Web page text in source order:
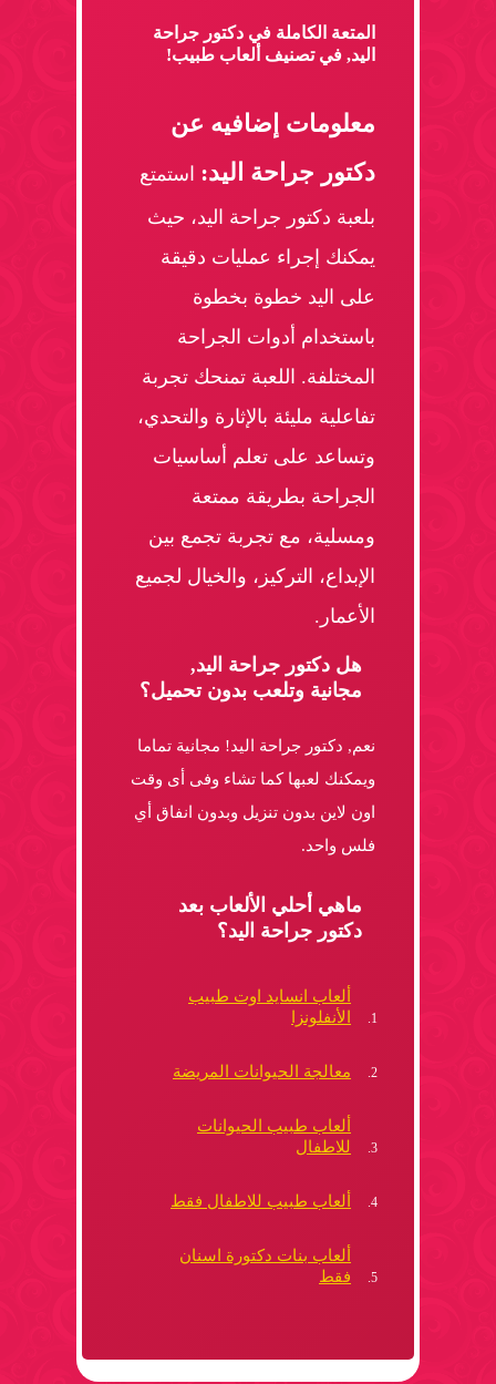
المتعة الكاملة في دكتور جراحة
اليد, في تصنيف ألعاب طبيب!
معلومات إضافيه عن
دكتور جراحة اليد: استمتع
بلعبة دكتور جراحة اليد، حيث
يمكنك إجراء عمليات دقيقة
على اليد خطوة بخطوة
باستخدام أدوات الجراحة
المختلفة. اللعبة تمنحك تجربة
تفاعلية مليئة بالإثارة والتحدي،
وتساعد على تعلم أساسيات
الجراحة بطريقة ممتعة
ومسلية، مع تجربة تجمع بين
الإبداع، التركيز، والخيال لجميع
الأعمار.
هل دكتور جراحة اليد,
مجانية وتلعب بدون تحميل؟
نعم, دكتور جراحة اليد! مجانية تماما
ويمكنك لعبها كما تشاء وفى أى وقت
اون لاين بدون تنزيل وبدون انفاق أي
فلس واحد.
ماهي أحلي الألعاب بعد
دكتور جراحة اليد؟
ألعاب انسايد اوت طبيب
الأنفلونزا
معالجة الحيوانات المريضة
ألعاب طبيب الحيوانات
للاطفال
ألعاب طبيب للاطفال فقط
ألعاب بنات دكتورة اسنان
فقط